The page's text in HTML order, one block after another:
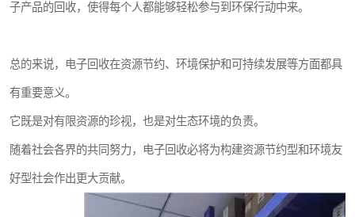
子产品的回收，使得每个人都能够轻松参与到环保行动中来。
总的来说，电子回收在资源节约、环境保护和可持续发展等方面都具
有重要意义。
它既是对有限资源的珍视，也是对生态环境的负责。
随着社会各界的共同努力，电子回收必将为构建资源节约型和环境友
好型社会作出更大贡献。